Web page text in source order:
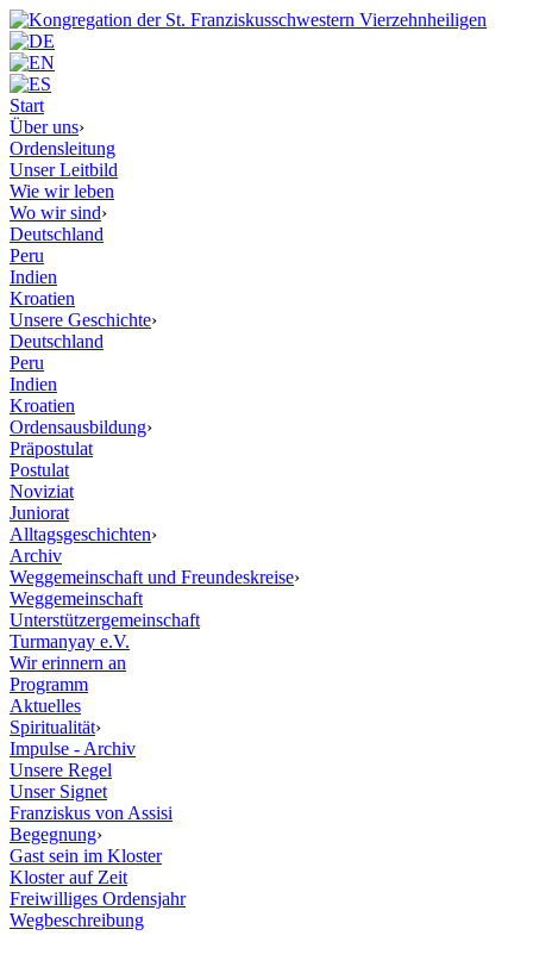
Start
Über uns›
Ordensleitung
Unser Leitbild
Wie wir leben
Wo wir sind›
Deutschland
Peru
Indien
Kroatien
Unsere Geschichte›
Deutschland
Peru
Indien
Kroatien
Ordensausbildung›
Präpostulat
Postulat
Noviziat
Juniorat
Alltagsgeschichten›
Archiv
Weggemeinschaft und Freundeskreise›
Weggemeinschaft
Unterstützergemeinschaft
Turmanyay e.V.
Wir erinnern an
Programm
Aktuelles
Spiritualität›
Impulse - Archiv
Unsere Regel
Unser Signet
Franziskus von Assisi
Begegnung›
Gast sein im Kloster
Kloster auf Zeit
Freiwilliges Ordensjahr
Wegbeschreibung